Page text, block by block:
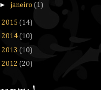
janeiro (1)
2015 (14)
2014 (10)
2013 (10)
2012 (20)